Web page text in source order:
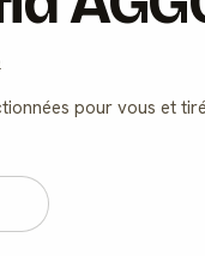
pour vous et